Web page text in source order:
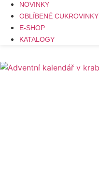
NOVINKY
OBLÍBENÉ CUKROVINKY
E-SHOP
KATALOGY